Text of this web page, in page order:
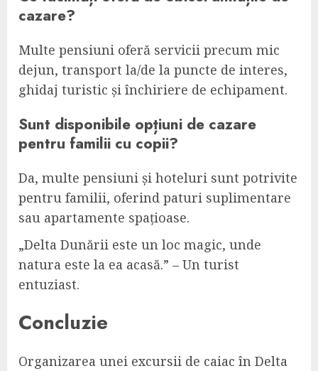
cazare?
Multe pensiuni oferă servicii precum mic
dejun, transport la/de la puncte de interes,
ghidaj turistic și închiriere de echipament.
Sunt disponibile opțiuni de cazare
pentru familii cu copii?
Da, multe pensiuni și hoteluri sunt potrivite
pentru familii, oferind paturi suplimentare
sau apartamente spațioase.
„Delta Dunării este un loc magic, unde
natura este la ea acasă.” – Un turist
entuziast.
Concluzie
Organizarea unei excursii de caiac în Delta